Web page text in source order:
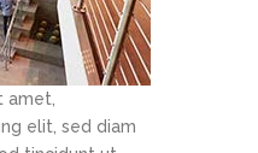
amet,
elit, sed diam